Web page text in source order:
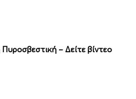
– Δείτε βίντεο